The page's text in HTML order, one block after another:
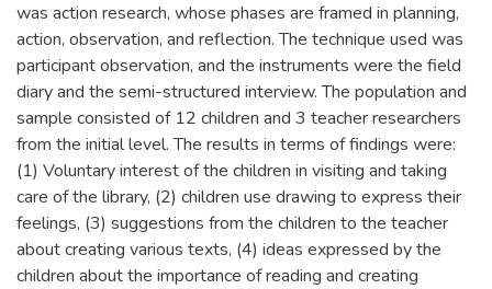
was action research, whose phases are framed in planning,
action, observation, and reflection. The technique used was
participant observation, and the instruments were the field
diary and the semi-structured interview. The population and
sample consisted of 12 children and 3 teacher researchers
from the initial level. The results in terms of findings were:
(1) Voluntary interest of the children in visiting and taking
care of the library, (2) children use drawing to express their
feelings, (3) suggestions from the children to the teacher
about creating various texts, (4) ideas expressed by the
children about the importance of reading and creating